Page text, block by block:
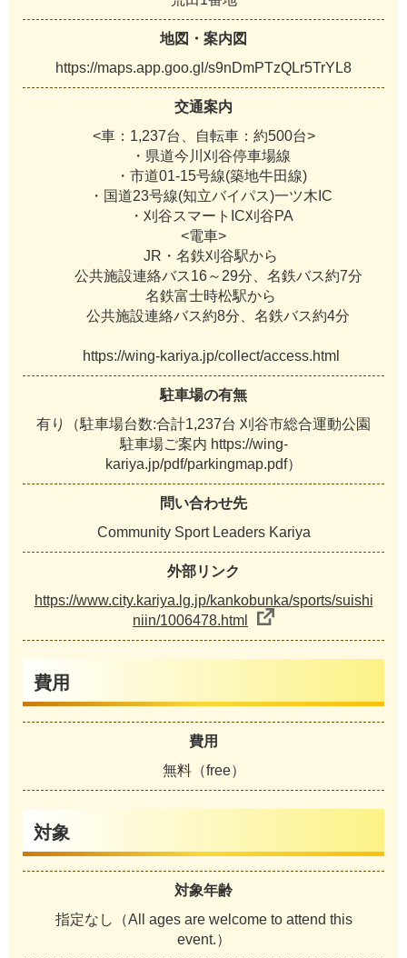
地図・案内図
https://maps.app.goo.gl/s9nDmPTzQLr5TrYL8
交通案内
<車：1,237台、自転車：約500台>
・県道今川刈谷停車場線
・市道01-15号線(築地牛田線)
・国道23号線(知立バイパス)一ツ木IC
・刈谷スマートIC刈谷PA
<電車>
JR・名鉄刈谷駅から
公共施設連絡バス16～29分、名鉄バス約7分
名鉄富士時松駅から
公共施設連絡バス約8分、名鉄バス約4分
https://wing-kariya.jp/collect/access.html
駐車場の有無
有り（駐車場台数:合計1,237台 刈谷市総合運動公園
駐車場ご案内 https://wing-
kariya.jp/pdf/parkingmap.pdf）
問い合わせ先
Community Sport Leaders Kariya
外部リンク
https://www.city.kariya.lg.jp/kankobunka/sports/suishi
niin/1006478.html
費用
費用
無料（free）
対象
対象年齢
指定なし（All ages are welcome to attend this
event.）